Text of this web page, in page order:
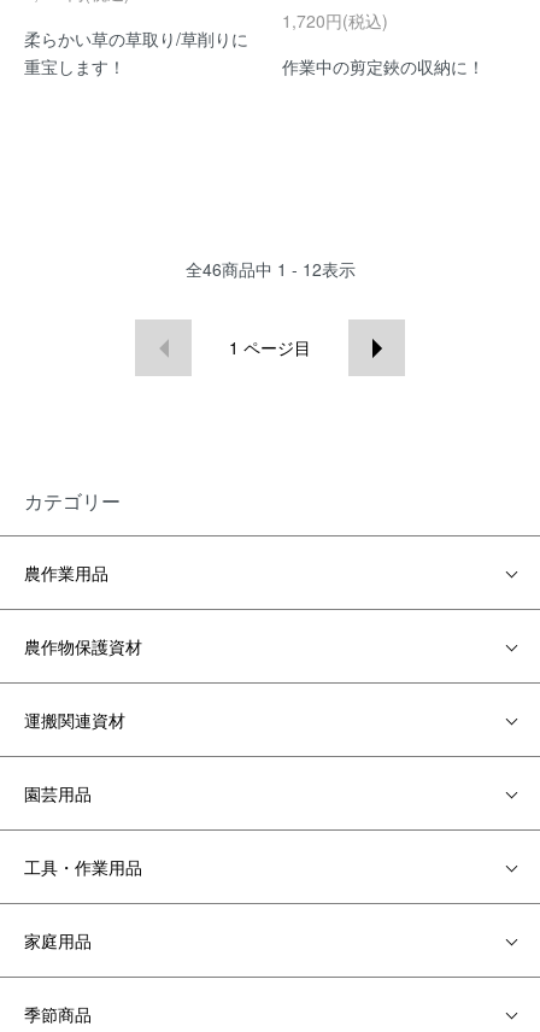
柔らかい草の草取り/草削りに
重宝します！
1,720円(税込)
作業中の剪定鋏の収納に！
全46商品中 1 - 12表示
1 ページ目
カテゴリー
農作業用品
農作物保護資材
運搬関連資材
園芸用品
工具・作業用品
家庭用品
季節商品